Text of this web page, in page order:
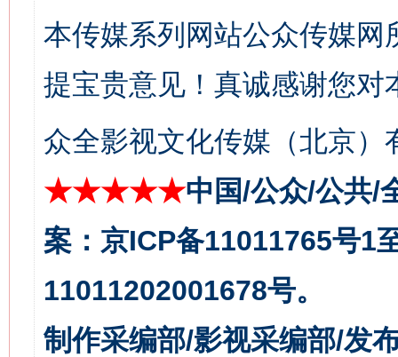
本传媒系列网站公众传媒
提宝贵意见！真诚感谢您
众全影视文化传媒（北京）
★★★★★中国/公众/公共/
案：京ICP备11011765号1
11011202001678号。
制作采编部/影视采编部/发
在谋一域中谋全局
今